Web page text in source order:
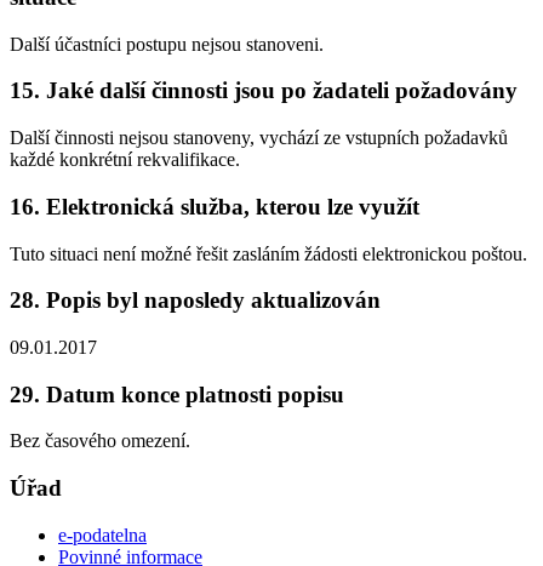
Další účastníci postupu nejsou stanoveni.
15. Jaké další činnosti jsou po žadateli požadovány
Další činnosti nejsou stanoveny, vychází ze vstupních požadavků
každé konkrétní rekvalifikace.
16. Elektronická služba, kterou lze využít
Tuto situaci není možné řešit zasláním žádosti elektronickou poštou.
28. Popis byl naposledy aktualizován
09.01.2017
29. Datum konce platnosti popisu
Bez časového omezení.
Úřad
e-podatelna
Povinné informace